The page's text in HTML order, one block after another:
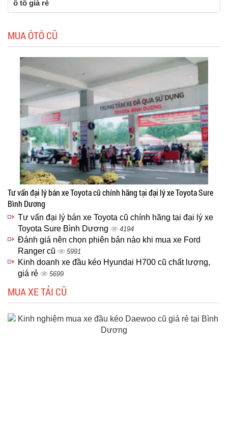
ô tô giá rẻ
MUA ÔTÔ CŨ
Tư vấn đại lý bán xe Toyota cũ chính hãng tại đại lý xe Toyota Sure
Bình Dương
Tư vấn đại lý bán xe Toyota cũ chính hãng tại đại lý xe
Toyota Sure Bình Dương
4194
Đánh giá nên chọn phiên bản nào khi mua xe Ford
Ranger cũ
5991
Kinh doanh xe đầu kéo Hyundai H700 cũ chất lượng,
giá rẻ
5699
MUA XE TẢI CŨ